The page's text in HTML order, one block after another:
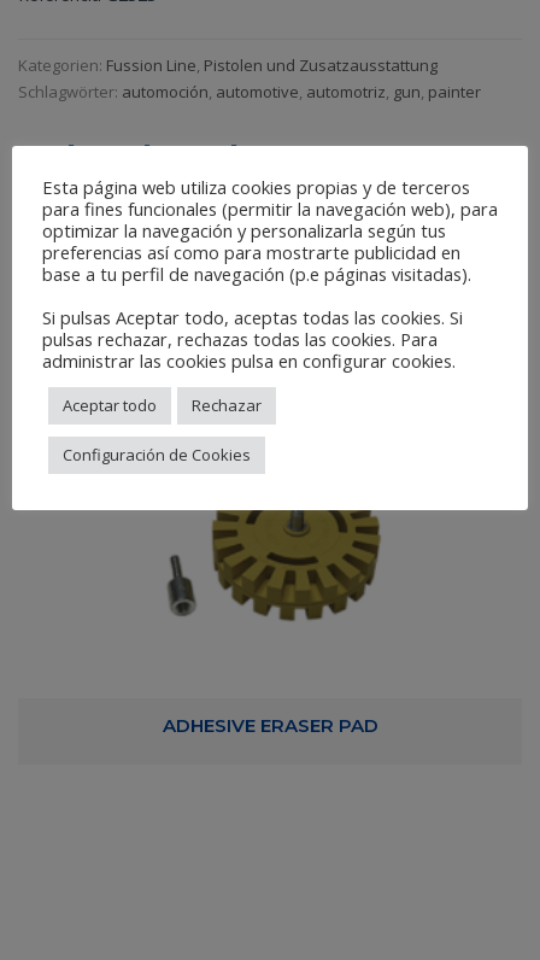
Kategorien: Fussion Line Pistolen und Zusatzausstattung
Schlagwörter: automoción automotive automotriz gun painter
Related Products
ADHESIVE ERASER PAD
Esta página web utiliza cookies propias y de terceros
para fines funcionales (permitir la navegación web), para
optimizar la navegación y personalizarla según tus
preferencias así como para mostrarte publicidad en
base a tu perfil de navegación (p.e páginas visitadas).
Si pulsas Aceptar todo, aceptas todas las cookies. Si
pulsas rechazar, rechazas todas las cookies. Para
administrar las cookies pulsa en configurar cookies.
Aceptar todo Rechazar
Configuración de Cookies